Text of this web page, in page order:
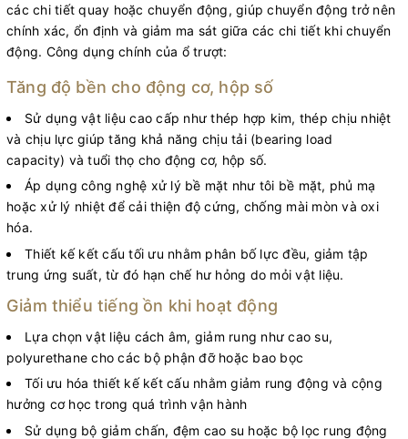
các chi tiết quay hoặc chuyển động, giúp chuyển động trở nên
chính xác, ổn định và giảm ma sát giữa các chi tiết khi chuyển
động. Công dụng chính của ổ trượt:
Tăng độ bền cho động cơ, hộp số
Sử dụng vật liệu cao cấp như thép hợp kim, thép chịu nhiệt
và chịu lực giúp tăng khả năng chịu tải (bearing load
capacity) và tuổi thọ cho động cơ, hộp số.
Áp dụng công nghệ xử lý bề mặt như tôi bề mặt, phủ mạ
hoặc xử lý nhiệt để cải thiện độ cứng, chống mài mòn và oxi
hóa.
Thiết kế kết cấu tối ưu nhằm phân bố lực đều, giảm tập
trung ứng suất, từ đó hạn chế hư hỏng do mỏi vật liệu.
Giảm thiểu tiếng ồn khi hoạt động
Lựa chọn vật liệu cách âm, giảm rung như cao su,
polyurethane cho các bộ phận đỡ hoặc bao bọc
Tối ưu hóa thiết kế kết cấu nhằm giảm rung động và cộng
hưởng cơ học trong quá trình vận hành
Sử dụng bộ giảm chấn, đệm cao su hoặc bộ lọc rung động